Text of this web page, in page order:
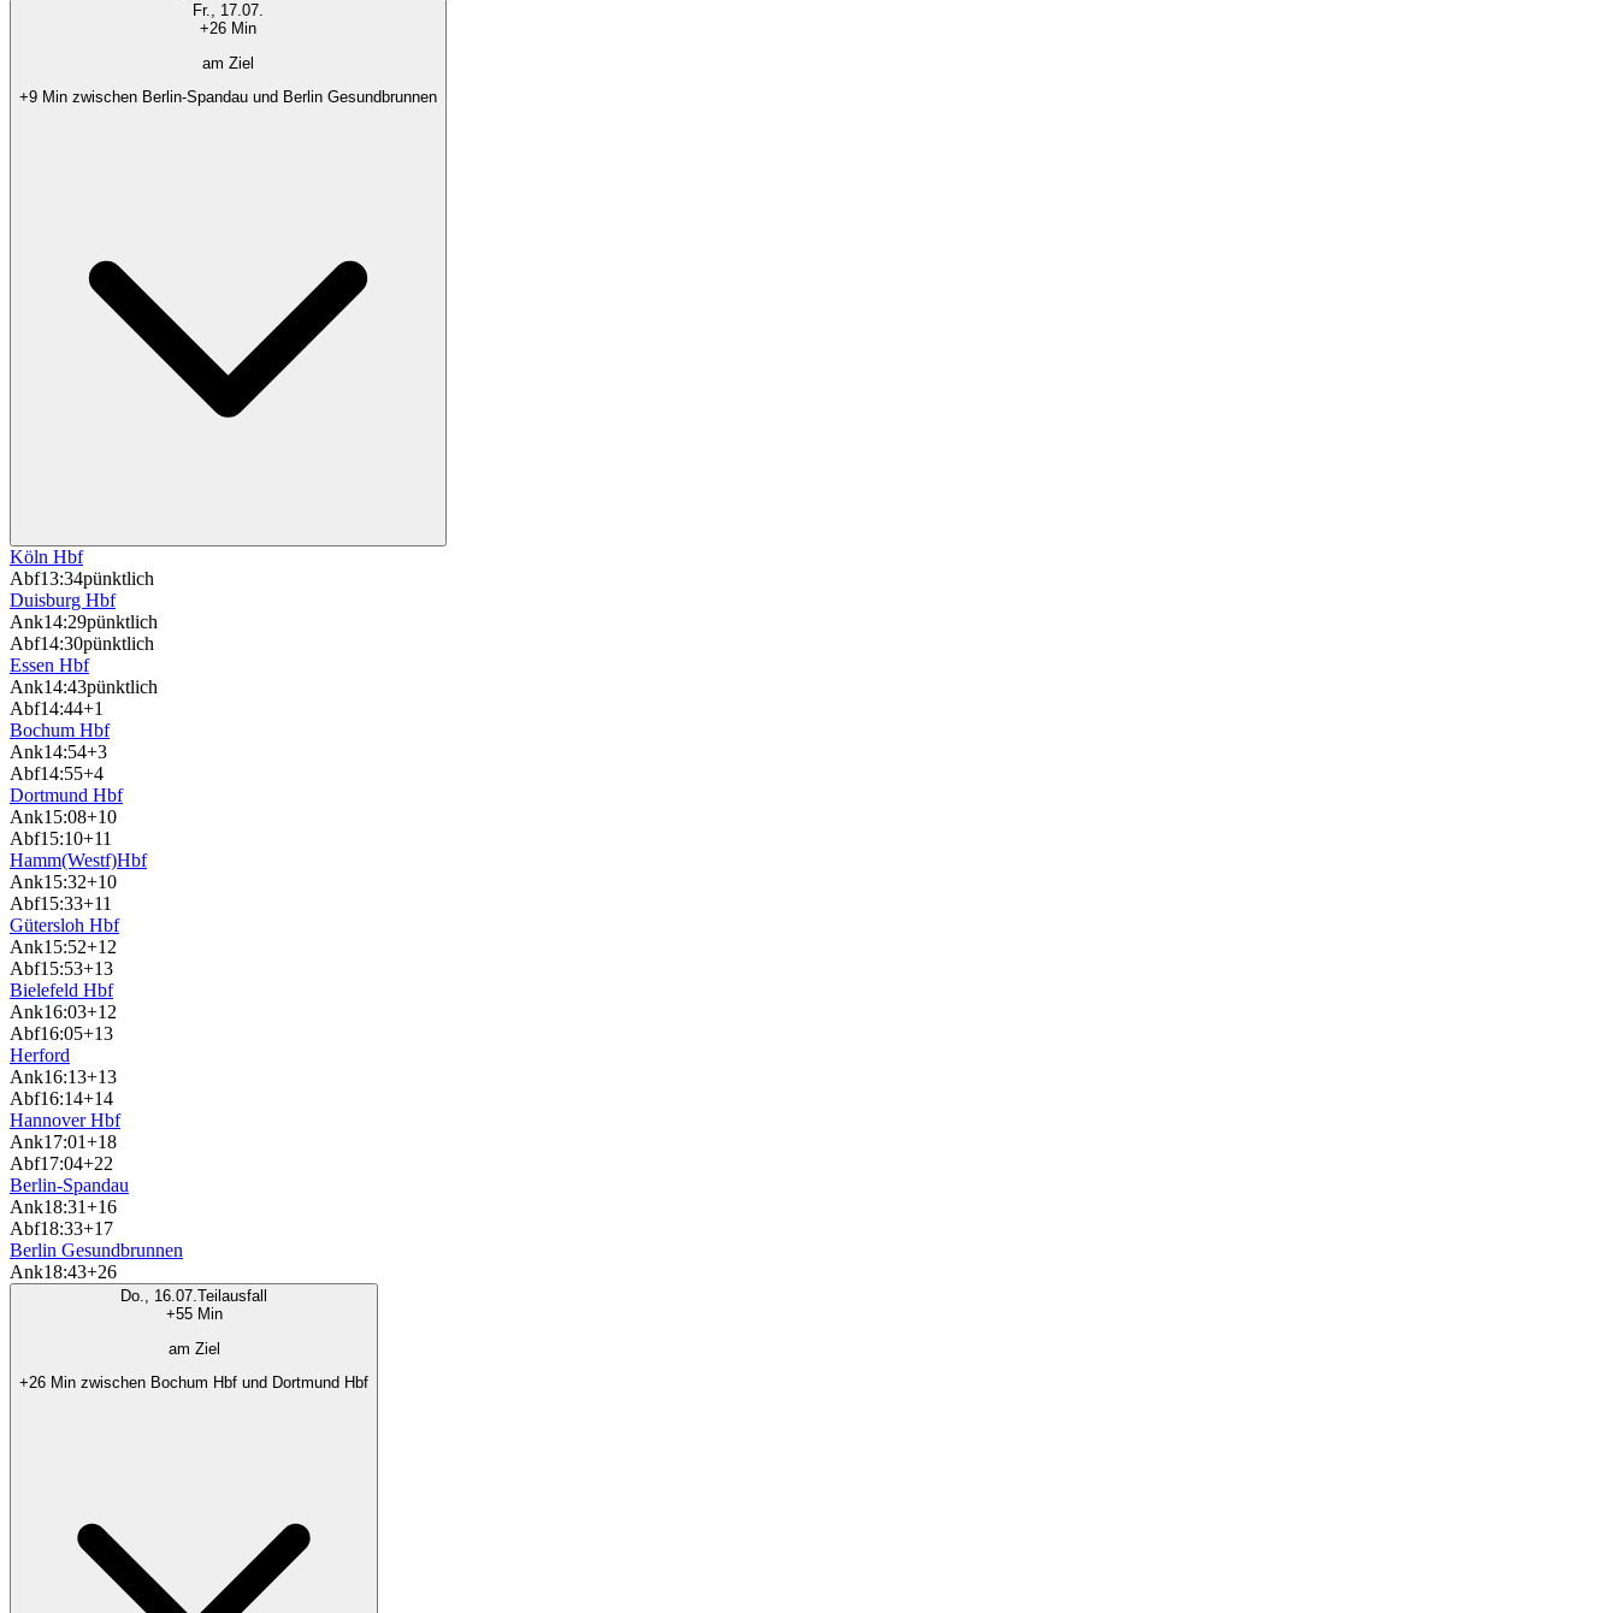
Fr., 17.07.
+26 Min
am Ziel
+9 Min zwischen Berlin-Spandau und Berlin Gesundbrunnen
Köln Hbf
Abf13:34pünktlich
Duisburg Hbf
Ank14:29pünktlich
Abf14:30pünktlich
Essen Hbf
Ank14:43pünktlich
Abf14:44+1
Bochum Hbf
Ank14:54+3
Abf14:55+4
Dortmund Hbf
Ank15:08+10
Abf15:10+11
Hamm(Westf)Hbf
Ank15:32+10
Abf15:33+11
Gütersloh Hbf
Ank15:52+12
Abf15:53+13
Bielefeld Hbf
Ank16:03+12
Abf16:05+13
Herford
Ank16:13+13
Abf16:14+14
Hannover Hbf
Ank17:01+18
Abf17:04+22
Berlin-Spandau
Ank18:31+16
Abf18:33+17
Berlin Gesundbrunnen
Ank18:43+26
Do., 16.07.Teilausfall
+55 Min
am Ziel
+26 Min zwischen Bochum Hbf und Dortmund Hbf